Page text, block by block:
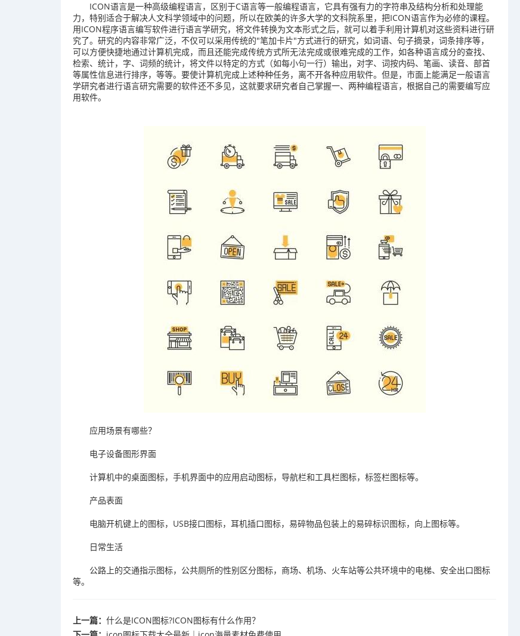
ICON语言是一种高级编程语言，区别于C语言等一般编程语言，它具有强有力的字符串及结构分析和处理能
力，特别适合于解决人文科学领域中的问题，所以在欧美的许多大学的文科院系里，把ICON语言作为必修的课程。
用ICON程序语言编写软件进行语言学研究，将文件转换为文本形式之后，就可以着手利用计算机对这些资料进行研
究了。研究的内容非常广泛，不仅可以采用传统的"笔加卡片"方式进行的研究，如词语、句子摘录，词条排序等，
可以方便快捷地通过计算机完成，而且还能完成传统方式所无法完成或很难完成的工作，如各种语言成分的查找、
检索、统计，字、词频的统计，将文件以特定的方式（如每小句一行）输出，对字、词按内码、笔画、读音、部首
等属性信息进行排序，等等。要使计算机完成上述种种任务，离不开各种应用软件。但是，市面上能满足一般语言
学研究者进行语言研究需要的软件还不多见，这就要求研究者自己掌握一、两种编程语言，根据自己的需要编写应
用软件。
应用场景有哪些？
电子设备图形界面
计算机中的桌面图标，手机界面中的应用启动图标，导航栏和工具栏图标，标签栏图标等。
产品表面
电脑开机键上的图标，USB接口图标，耳机插口图标，易碎物品包装上的易碎标识图标，向上图标等。
日常生活
公路上的交通指示图标，公共厕所的性别区分图标，商场、机场、火车站等公共环境中的电梯、安全出口图标
等。
上一篇： 什么是ICON图标?ICON图标有什么作用？